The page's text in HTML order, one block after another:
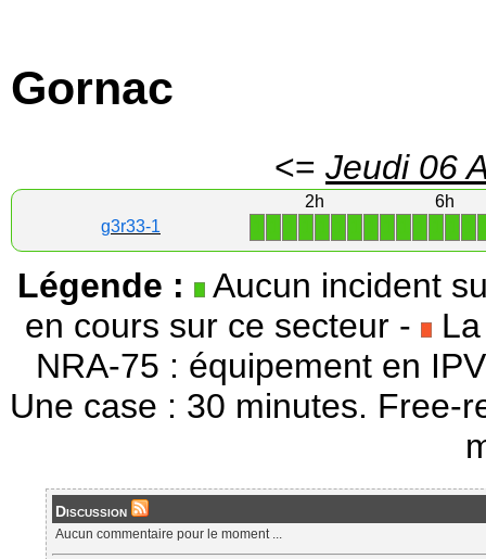
Gornac
<= Jeudi 06
2h
6h
g3r33-1
Légende :
Aucun incident
en cours sur ce secteur - La
NRA-75 : équipement en
Une case : 30 minutes. Free-
Discussion
Aucun commentaire pour le moment ...